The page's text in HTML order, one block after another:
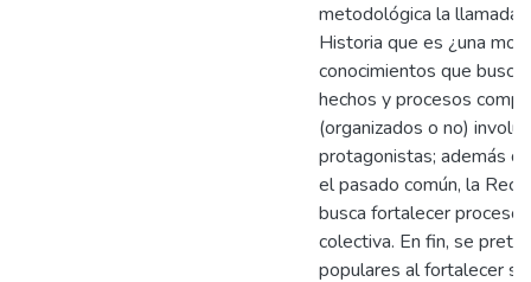
metodológica la llamada
Historia que es ¿una
conocimientos que
hechos y procesos
(organizados o no)
protagonistas; además
el pasado común, la
busca fortalecer
colectiva. En fin, se
populares al fortalecer